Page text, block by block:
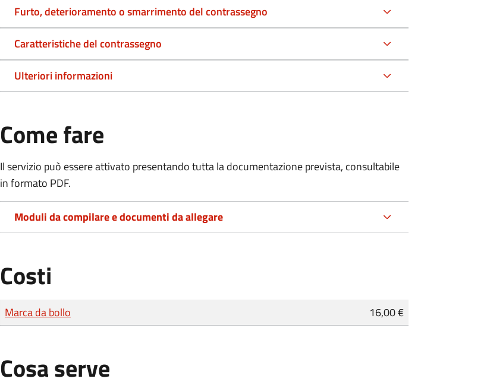
Furto, deterioramento o smarrimento del contrassegno
Caratteristiche del contrassegno
Ulteriori informazioni
Come fare
Il servizio può essere attivato presentando tutta la documentazione prevista, consultabile
in formato PDF.
Moduli da compilare e documenti da allegare
Costi
Tipo di pagamento
Importo
Marca da bollo 16,00 €
Cosa serve